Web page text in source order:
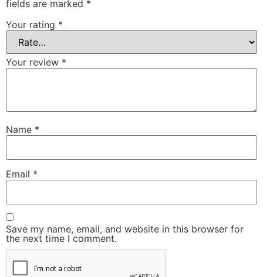
fields are marked *
Your rating *
Your review *
Name *
Email *
Save my name, email, and website in this browser for
the next time I comment.